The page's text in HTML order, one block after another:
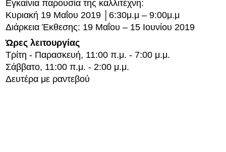
Εγκαίνια παρουσία της καλλιτέχνη:
Κυριακή 19 Μαΐου 2019 │6:30μ.μ – 9:00μ.μ
Διάρκεια Έκθεσης: 19 Μαΐου – 15 Ιουνίου 2019
Ώρες λειτουργίας
Τρίτη - Παρασκευή, 11:00 π.μ. - 7:00 μ.μ.
Σάββατο, 11:00 π.μ. - 2:00 μ.μ.
Δευτέρα με ραντεβού